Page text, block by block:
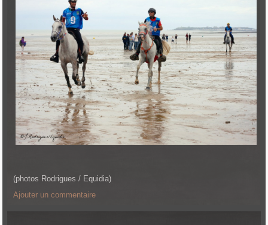
(photos Rodrigues / Equidia)
Ajouter un commentaire